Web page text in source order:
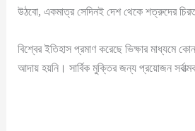
উঠবো, একমাত্র সেদিনই দেশ থেকে শত্রুদের
বিশ্বের ইতিহাস প্রমাণ করেছে ভিক্ষার মাধ্যমে
আদায় হয়নি। সার্বিক মুক্তির জন্য প্রয়োজন